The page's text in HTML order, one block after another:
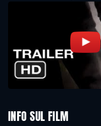
INFO SUL FILM